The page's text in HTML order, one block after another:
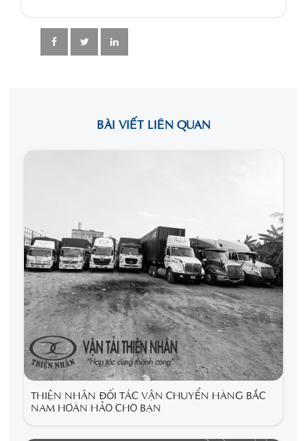
BÀI VIẾT LIÊN QUAN
THIỆN NHÂN ĐỐI TÁC VẬN CHUYỂN HÀNG BẮC
NAM HOÀN HẢO CHO BẠN